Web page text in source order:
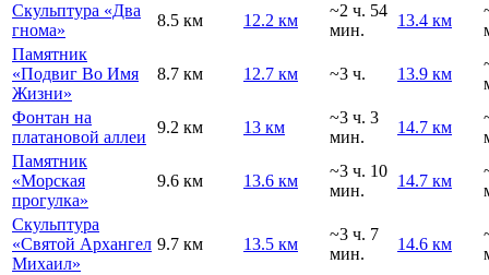
Скульптура «Два
гнома»
8.5 км 12.2 км
~2 ч. 54
мин.
13.4 км
Памятник
«Подвиг Во Имя
Жизни»
8.7 км 12.7 км ~3 ч. 13.9 км
Фонтан на
платановой аллеи
9.2 км 13 км
~3 ч. 3
мин.
14.7 км
Памятник
«Морская
прогулка»
9.6 км 13.6 км
~3 ч. 10
мин.
14.7 км
Скульптура
«Святой Архангел
Михаил»
9.7 км 13.5 км
~3 ч. 7
мин.
14.6 км